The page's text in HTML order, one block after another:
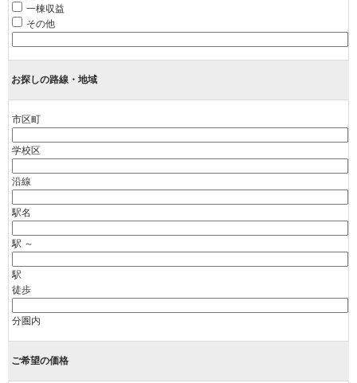
一棟収益
その他
お探しの路線・地域
市区町
学校区
沿線
駅名
駅 ～
駅
徒歩
分圏内
ご希望の価格